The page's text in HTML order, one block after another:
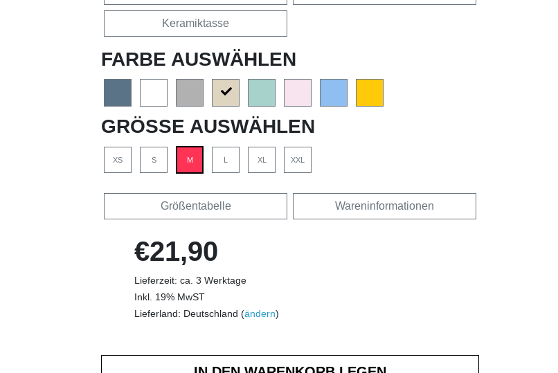
Keramiktasse
FARBE AUSWÄHLEN
GRÖSSE AUSWÄHLEN
XS S M L XL XXL
Größentabelle Wareninformationen
€21,90
Lieferzeit: ca. 3 Werktage
Inkl. 19% MwST
Lieferland: Deutschland (ändern)